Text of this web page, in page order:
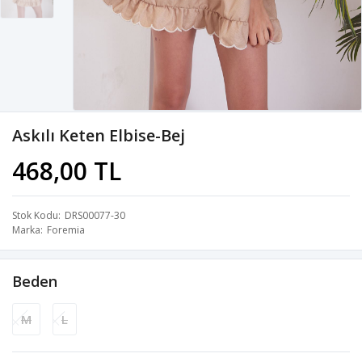
Askılı Keten Elbise-Bej
468,00 TL
Stok Kodu DRS00077-30
Marka Foremia
Beden
M L